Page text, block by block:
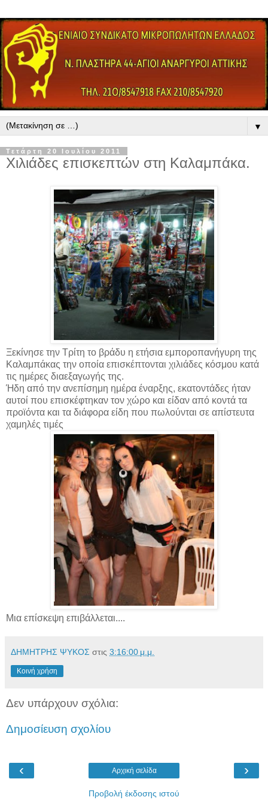
▼
Τετάρτη 20 Ιουλίου 2011
Χιλιάδες επισκεπτών στη Καλαμπάκα.
Ξεκίνησε την Τρίτη το βράδυ η ετήσια εμποροπανήγυρη της
Καλαμπάκας την οποία επισκέπτονται χιλιάδες κόσμου κατά
τις ημέρες διαεξαγωγής της.
Ήδη από την ανεπίσημη ημέρα έναρξης, εκατοντάδες ήταν
αυτοί που επισκέφτηκαν τον χώρο και είδαν από κοντά τα
προϊόντα και τα διάφορα είδη που πωλούνται σε απίστευτα
χαμηλές τιμές
Μια επίσκεψη επιβάλλεται....
ΔΗΜΗΤΡΗΣ ΨΥΚΟΣ στις 3:16:00 μ.μ.
Κοινή χρήση
Δεν υπάρχουν σχόλια:
Δημοσίευση σχολίου
‹ ›
Αρχική σελίδα
Προβολή έκδοσης ιστού